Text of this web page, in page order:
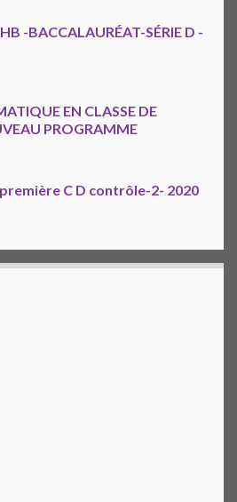
-BACCALAURÉAT-SÉRIE D -
EN CLASSE DE
PROGRAMME
C D contrôle-2- 2020